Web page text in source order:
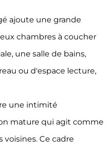
ajoute une grande
chambres à coucher
une salle de bains,
ou d'espace lecture,
une intimité
mature qui agit comme
Ce cadre